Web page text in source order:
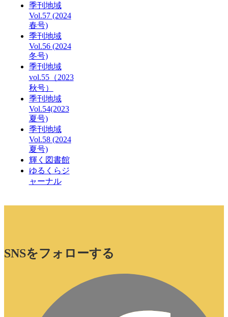
季刊地域
Vol.57 (2024
春号)
季刊地域
Vol.56 (2024
冬号)
季刊地域
vol.55（2023
秋号）
季刊地域
Vol.54(2023
夏号)
季刊地域
Vol.58 (2024
夏号)
輝く図書館
ゆるくらジ
ャーナル
SNSをフォローする